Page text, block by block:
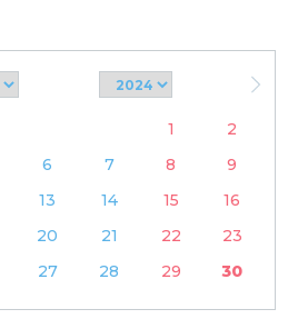
1
2
6 7 8
9
13 14 15
16
20 21 22
23
27 28 29 30